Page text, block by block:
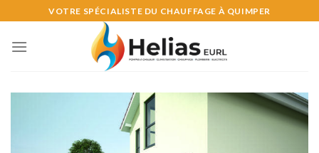
to
content
VOTRE SPÉCIALISTE DU CHAUFFAGE À QUIMPER